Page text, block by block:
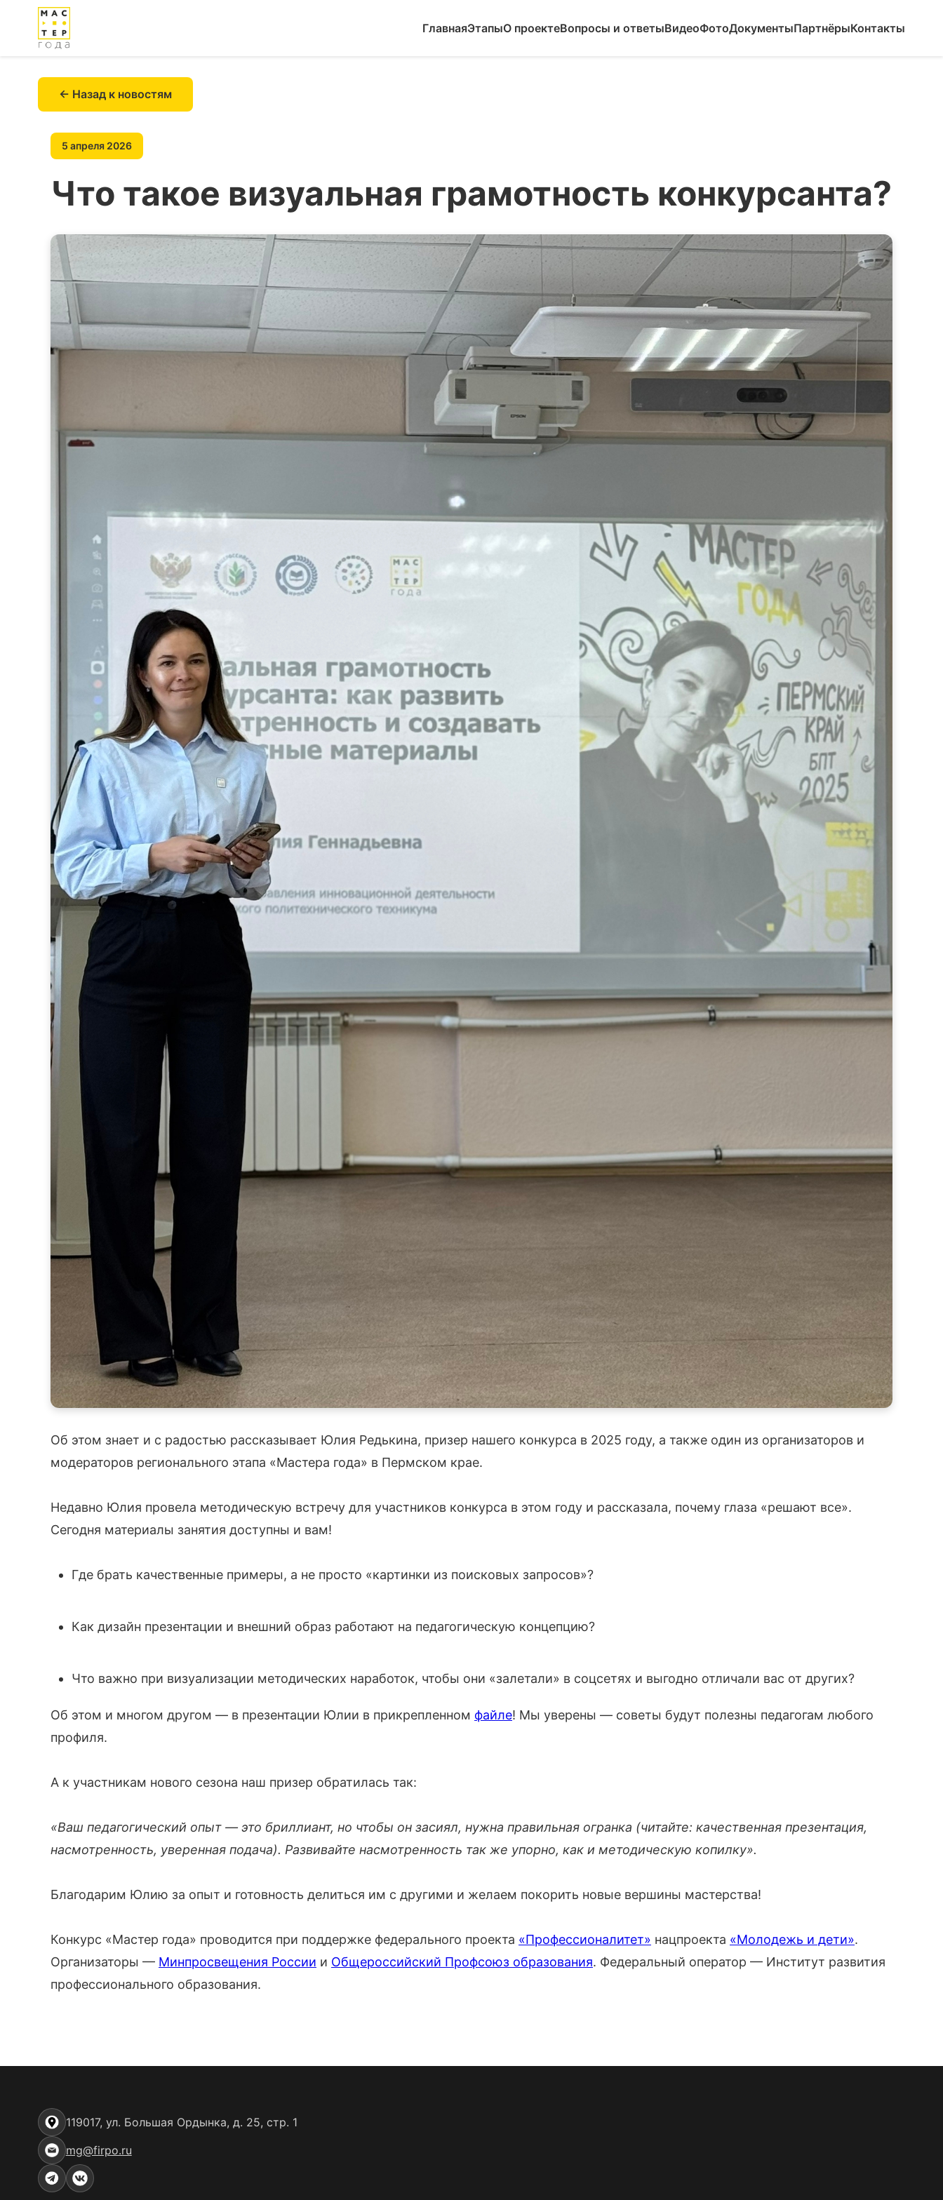
ГлавнаяЭтапыО проектеВопросы и ответыВидеоФотоДокументыПартнёрыКонтакты
← Назад к новостям
5 апреля 2026
Что такое визуальная грамотность конкурсанта?
Об этом знает и с радостью рассказывает Юлия Редькина, призер нашего конкурса в 2025 году, а также один из организаторов и
модераторов регионального этапа «Мастера года» в Пермском крае.
Недавно Юлия провела методическую встречу для участников конкурса в этом году и рассказала, почему глаза «решают все».
Сегодня материалы занятия доступны и вам!
Где брать качественные примеры, а не просто «картинки из поисковых запросов»?
Как дизайн презентации и внешний образ работают на педагогическую концепцию?
Что важно при визуализации методических наработок, чтобы они «залетали» в соцсетях и выгодно отличали вас от других?
Об этом и многом другом — в презентации Юлии в прикрепленном файле! Мы уверены — советы будут полезны педагогам любого
профиля.
А к участникам нового сезона наш призер обратилась так:
«Ваш педагогический опыт — это бриллиант, но чтобы он засиял, нужна правильная огранка (читайте: качественная презентация,
насмотренность, уверенная подача). Развивайте насмотренность так же упорно, как и методическую копилку».
Благодарим Юлию за опыт и готовность делиться им с другими и желаем покорить новые вершины мастерства!
Конкурс «Мастер года» проводится при поддержке федерального проекта «Профессионалитет» нацпроекта «Молодежь и дети».
Организаторы — Минпросвещения России и Общероссийский Профсоюз образования. Федеральный оператор — Институт развития
профессионального образования.
119017, ул. Большая Ордынка, д. 25, стр. 1
mg@firpo.ru